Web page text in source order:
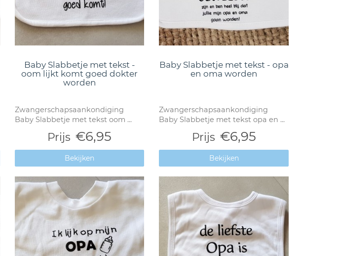
Baby Slabbetje met tekst -
oom lijkt komt goed dokter
worden
Zwangerschapsaankondiging
Baby Slabbetje met tekst oom ...
Prijs €6,95
Bekijken
Baby Slabbetje met tekst - opa
en oma worden
Zwangerschapsaankondiging
Baby Slabbetje met tekst opa en ...
Prijs €6,95
Bekijken